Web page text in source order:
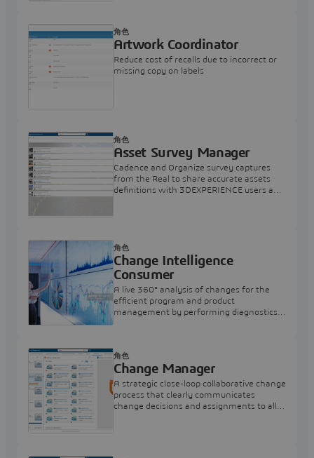
Artwork Coordinator
Reduce cost of recalls due to incorrect or
missing copy on labels
角色
Asset Survey Manager
Cadence and Organize survey captures
from the Real to share accurate assets
definitions with 3DEXPERIENCE users any
角色
Change Intelligence
Consumer
A live 360° analysis of changes for the
efficient program and product
management by performing diagnostics
角色
Change Manager
A strategic close-loop collaborative change
process that clearly communicates
change decisions and assignments to all
角色